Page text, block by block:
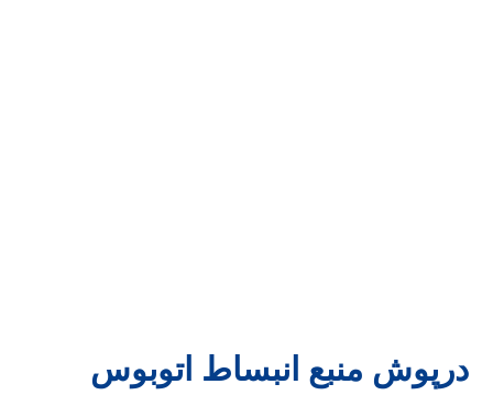
درپوش منبع انبساط اتوبوس